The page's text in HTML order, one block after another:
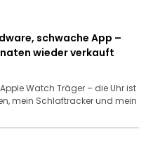
schwache App –
wieder verkauft
Watch Träger – die Uhr ist
mein Schlaftracker und mein